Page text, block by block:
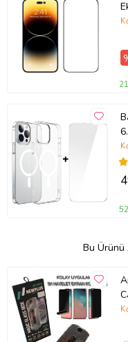
Bu Ürünü